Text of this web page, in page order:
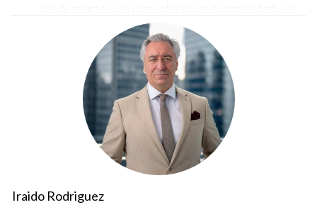
las decisiones de marketing.
Anticipación de tendencias:Estar al tanto de las
condiciones del mercado te permite anticipar posibles
cambios y adaptar tu estrategia en consecuencia.
Mejor posicionamiento en el mercado:Un buen análisis
te ayuda a destacar las características más valiosas de
tu propiedad, atrayendo así más interés.
Cómo saber el precio justo
Determinar el precio justo de tu propiedad es fundamental
para facilitar una venta rápida. Un precio demasiado alto
Iraido Rodriguez